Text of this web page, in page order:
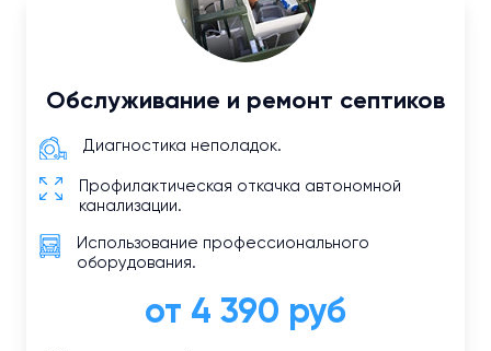
Обслуживание и ремонт септиков
Диагностика неполадок.
Профилактическая откачка автономной
канализации.
Использование профессионального
оборудования.
от 4 390 руб